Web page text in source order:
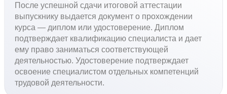
После успешной сдачи итоговой аттестации
выпускнику выдается документ о прохождении
курса — диплом или удостоверение. Диплом
подтверждает квалификацию специалиста и дает
ему право заниматься соответствующей
деятельностью. Удостоверение подтверждает
освоение специалистом отдельных компетенций
трудовой деятельности.